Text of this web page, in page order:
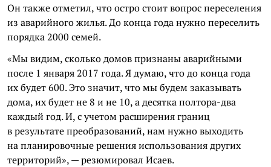
Он также отметил, что остро стоит вопрос переселения
из аварийного жилья. До конца года нужно переселить
порядка 2000 семей.
«Мы видим, сколько домов признаны аварийными
после 1 января 2017 года. Я думаю, что до конца года
их будет 600. Это значит, что мы будем заказывать
дома, их будет не 8 и не 10, а десятка полтора-два
каждый год. И, с учетом расширения границ
в результате преобразований, нам нужно выходить
на планировочные решения использования других
территорий», — резюмировал Исаев.